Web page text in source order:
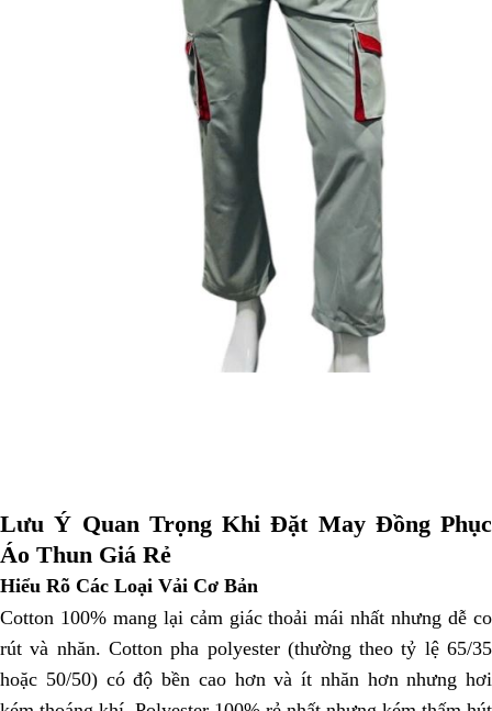
Lưu Ý Quan Trọng Khi Đặt May Đồng Phục
Áo Thun Giá Rẻ
Hiểu Rõ Các Loại Vải Cơ Bản
Cotton 100% mang lại cảm giác thoải mái nhất nhưng dễ co
rút và nhăn. Cotton pha polyester (thường theo tỷ lệ 65/35
hoặc 50/50) có độ bền cao hơn và ít nhăn hơn nhưng hơi